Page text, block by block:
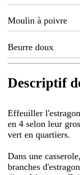
Moulin à poivre
Beurre doux
Descriptif
Effeuiller
en 4 selon leur
vert en quartiers.
Dans une
branches